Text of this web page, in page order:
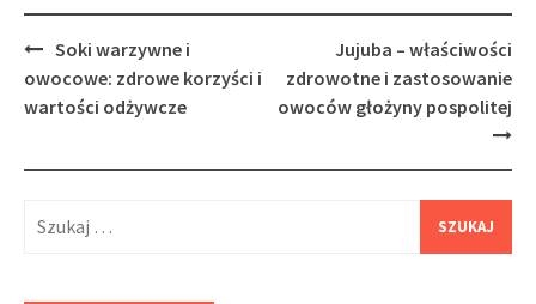
Post
navigation
Soki warzywne i
owocowe: zdrowe korzyści i
wartości odżywcze
Jujuba – właściwości
zdrowotne i zastosowanie
owoców głożyny pospolitej